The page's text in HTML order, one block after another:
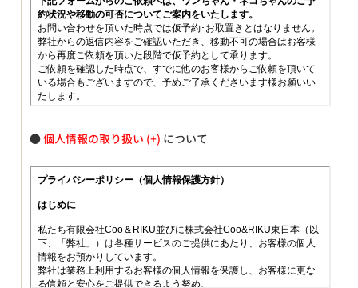
●個人情報の取り扱い について